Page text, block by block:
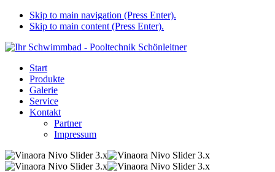
Skip to main navigation (Press Enter).
Skip to main content (Press Enter).
Start
Produkte
Galerie
Service
Kontakt
Partner
Impressum